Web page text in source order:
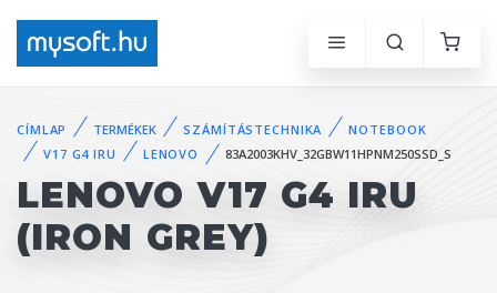
CÍMLAP TERMÉKEK SZÁMÍTÁSTECHNIKA
NOTEBOOK
V17 G4 IRU
LENOVO 83A2003KHV_32GBW11HPNM250SSD_S
LENOVO V17 G4 IRU
(IRON GREY)